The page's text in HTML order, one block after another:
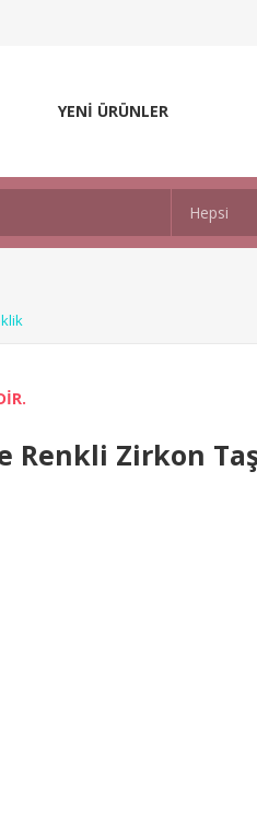
YENİ ÜRÜNLER
Renkli Zirkon